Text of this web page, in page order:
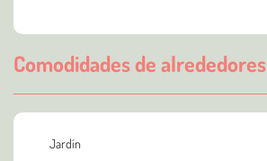
Comodidades de alrededores
Jardín